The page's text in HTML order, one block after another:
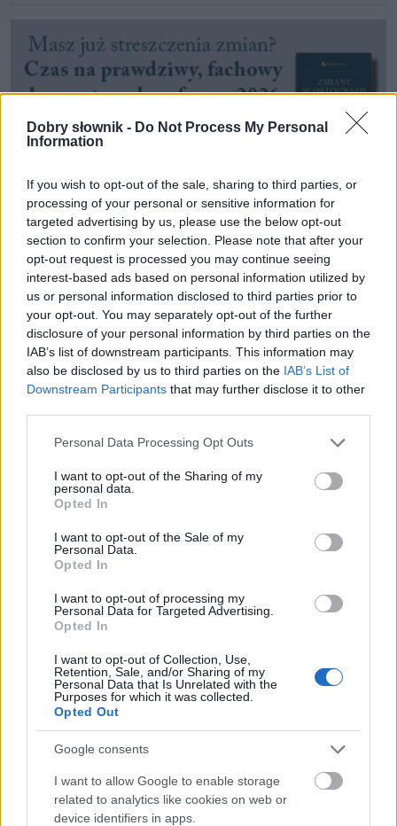
Dobry słownik - Do Not Process My Personal
Information
If you wish to opt-out of the sale, sharing to third parties, or
processing of your personal or sensitive information for
targeted advertising by us, please use the below opt-out
section to confirm your selection. Please note that after your
opt-out request is processed you may continue seeing
interest-based ads based on personal information utilized by
us or personal information disclosed to third parties prior to
your opt-out. You may separately opt-out of the further
disclosure of your personal information by third parties on the
IAB’s list of downstream participants. This information may
also be disclosed by us to third parties on the IAB’s List of
Downstream Participants that may further disclose it to other
Please note that this website/app uses one or more Google
not limited to your visit or usage behaviour. You may click to
grant or deny consent to Google and its third-party tags to
use your data for below specified purposes in below Google
consent section.
Personal Data Processing Opt Outs
I want to opt-out of the Sharing of my
personal data.
Opted In
I want to opt-out of the Sale of my
Personal Data.
Opted In
I want to opt-out of processing my
Personal Data for Targeted Advertising.
Opted In
I want to opt-out of Collection, Use,
Retention, Sale, and/or Sharing of my
Personal Data that Is Unrelated with the
Purposes for which it was collected.
Opted Out
Google consents
I want to allow Google to enable storage
related to analytics like cookies on web or
device identifiers in apps.
Pozostały wątpliwości? Brakuje czegoś w haśle?
Zobacz, co zyskują abonenci Dobrego słownika.
SPRAWDŹ
Często sprawdzane
Jak się nie odmienia Wysokie Mazowieckie
Odnowiona Aleja
Ciekawostki
jak w dym— Skąd ten dym?
indie rock — O pochodzeniu nazwy
marchewka— Mit o marchewce będącej owocem
Mogą Cię zainteresować również hasła
bungee